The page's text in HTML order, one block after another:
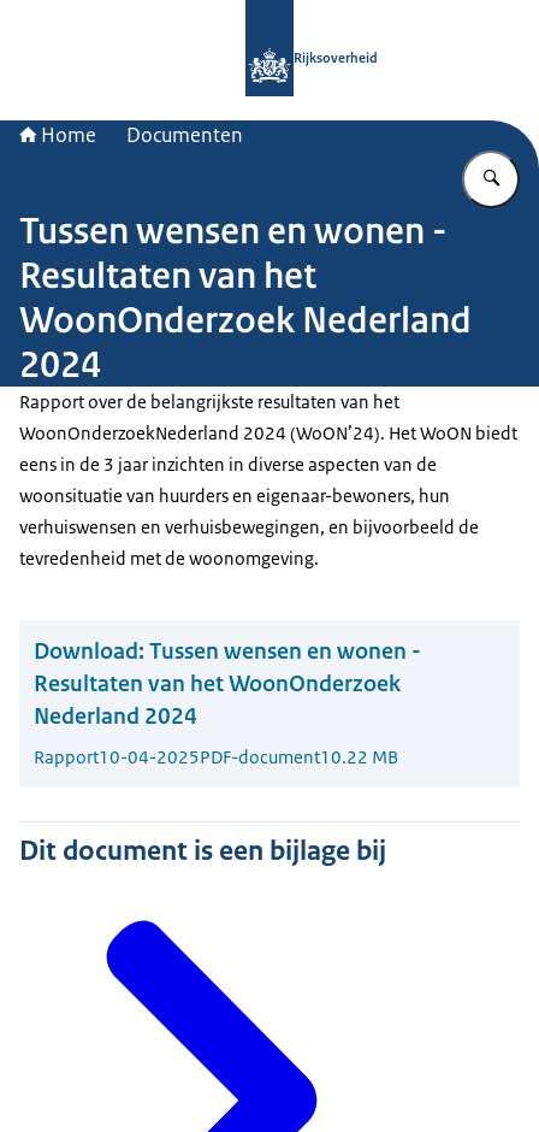
Rijksoverheid
Home Documenten
Tussen wensen en wonen -
Resultaten van het
WoonOnderzoek Nederland
2024
Rapport over de belangrijkste resultaten van het
WoonOnderzoekNederland 2024 (WoON’24). Het WoON biedt
eens in de 3 jaar inzichten in diverse aspecten van de
woonsituatie van huurders en eigenaar-bewoners, hun
verhuiswensen en verhuisbewegingen, en bijvoorbeeld de
tevredenheid met de woonomgeving.
Download: Tussen wensen en wonen -
Resultaten van het WoonOnderzoek
Nederland 2024
Rapport10-04-2025PDF-document10.22 MB
Dit document is een bijlage bij